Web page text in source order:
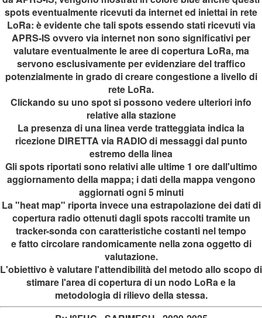
spots eventualmente ricevuti da internet ed iniettai in rete
LoRa: è evidente che tali spots essendo stati ricevuti via
APRS-IS ovvero via internet non sono significativi per
valutare eventualmente le aree di copertura LoRa, ma
servono esclusivamente per evidenziare del traffico
potenzialmente in grado di creare congestione a livello di
rete LoRa.
Clickando su uno spot si possono vedere ulteriori info
relative alla stazione
La presenza di una linea verde tratteggiata indica la
ricezione DIRETTA via RADIO di messaggidal punto
estremo della linea
Gli spots riportati sono relativi alle ultime 1 ore dall'ultimo
aggiornamento della mappa; i dati della mappa vengono
aggiornati ogni 5 minuti
La "heat map" riporta invece una estrapolazione dei dati di
copertura radio ottenuti dagli spots raccolti tramite un
tracker-sonda con caratteristiche costanti nel tempo
e fatto circolare randomicamente nella zona oggetto di
valutazione.
L'obiettivo è valutare l'attendibilità del metodo allo scopo di
stimare l'area di copertura di un nodo LoRa e la
metodologia di rilievo della stessa.